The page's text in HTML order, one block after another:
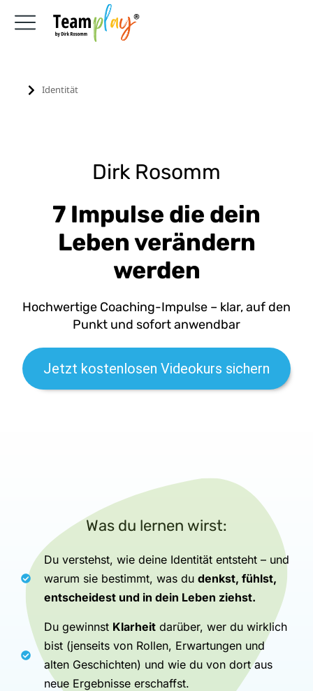
Sie befinden sich hier:
Identität
Dirk Rosomm
7 Impulse die dein
Leben verändern
werden
Hochwertige Coaching-Impulse – klar, auf den
Punkt und sofort anwendbar
Jetzt kostenlosen Videokurs sichern
Was du lernen wirst:
Du verstehst, wie deine Identität entsteht – und
warum sie bestimmt, was du denkst, fühlst,
entscheidest und in dein Leben ziehst.
Du gewinnst Klarheitdarüber, wer du wirklich
bist (jenseits von Rollen, Erwartungen und
alten Geschichten) und wie du von dort aus
neue Ergebnisse erschaffst.